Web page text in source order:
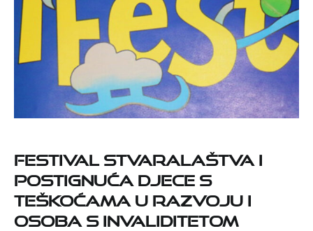
Festival stvaralaštva i
postignuća djece s
teškoćama u razvoju i
osoba s invaliditetom